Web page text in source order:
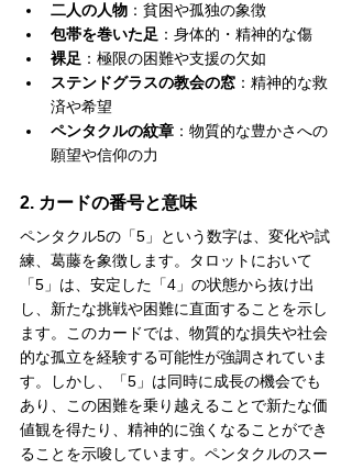
二人の人物 ：貧困や孤独の象徴
包帯を巻いた足 ：身体的・精神的な傷
裸足 ：極限の困難や支援の欠如
ステンドグラスの教会の窓 ：精神的な救
済や希望
ペンタクルの紋章 ：物質的な豊かさへの
願望や信仰の力
2. カードの番号と意味
ペンタクル5の「5」という数字は、変化や試
練、葛藤を象徴します。タロットにおいて
「5」は、安定した「4」の状態から抜け出
し、新たな挑戦や困難に直面することを示し
ます。このカードでは、物質的な損失や社会
的な孤立を経験する可能性が強調されていま
す。しかし、「5」は同時に成長の機会でも
あり、この困難を乗り越えることで新たな価
値観を得たり、精神的に強くなることができ
ることを示唆しています。ペンタクルのスー